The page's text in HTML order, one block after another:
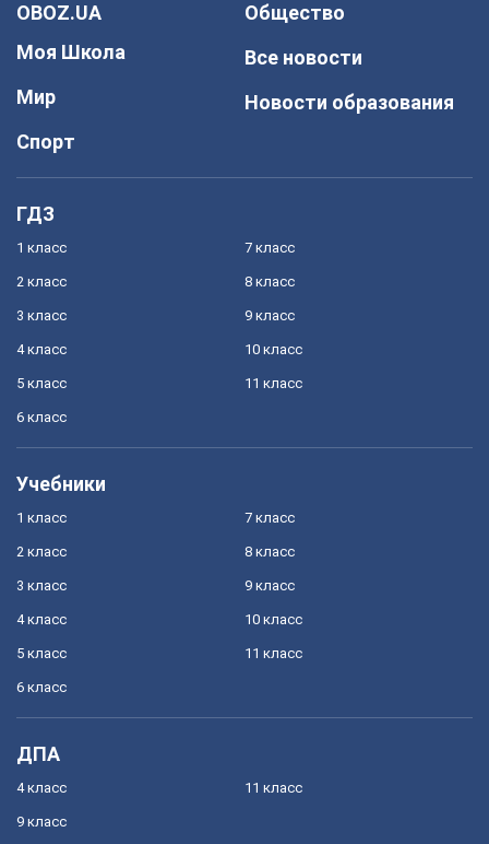
OBOZ.UA
Моя Школа
Мир
Спорт
Общество
Все новости
Новости образования
ГДЗ
1 класс
2 класс
3 класс
4 класс
5 класс
6 класс
7 класс
8 класс
9 класс
10 класс
11 класс
Учебники
1 класс
2 класс
3 класс
4 класс
5 класс
6 класс
7 класс
8 класс
9 класс
10 класс
11 класс
ДПА
4 класс
9 класс
11 класс